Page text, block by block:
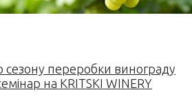
сезону переробки винограду
на KRITSKI WINERY